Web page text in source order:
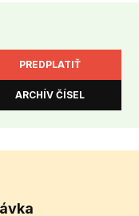
PREDPLATIŤ
ARCHÍV ČÍSEL